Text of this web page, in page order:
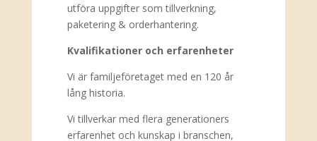
utföra uppgifter som tillverkning,
paketering & orderhantering.
Kvalifikationer och erfarenheter
Vi är familjeföretaget med en 120 år
lång historia.
Vi tillverkar med flera generationers
erfarenhet och kunskap i branschen,